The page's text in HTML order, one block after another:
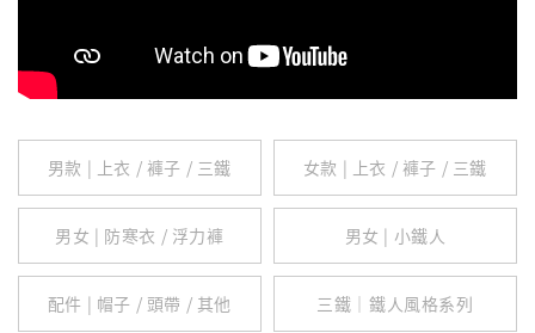
男款 | 上衣 / 褲子 / 三鐵 女款 | 上衣 / 褲子 / 三鐵
男女 | 防寒衣 / 浮力褲 男女 | 小鐵人
配件 | 帽子 / 頭帶 / 其他 三鐵｜鐵人風格系列